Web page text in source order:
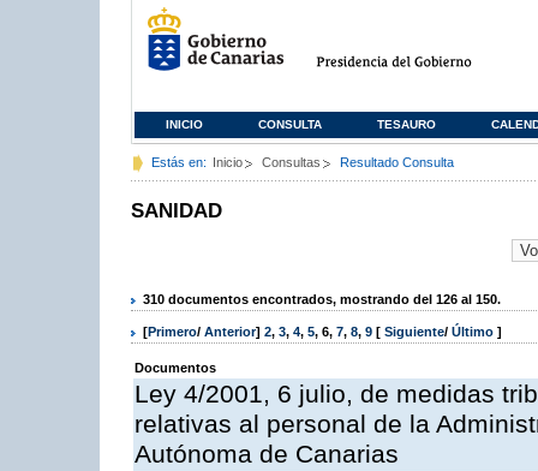
INICIO CONSULTA TESAURO
Estás en: Inicio Consultas Resultado Consulta
SANIDAD
310 documentos encontrados, mostrando del 126 al 150.
[Primero/ Anterior] 2, 3, 4, 5, 6, 7, 8, 9 [ Siguiente/ Último ]
Documentos
Ley 4/2001, 6 julio, de medidas
relativas al personal de la
Autónoma de Canarias